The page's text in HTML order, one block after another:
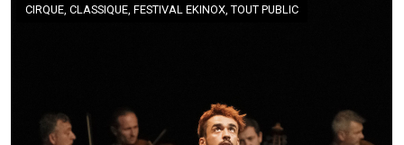
CIRQUE, CLASSIQUE, FESTIVAL EKINOX, TOUT PUBLIC